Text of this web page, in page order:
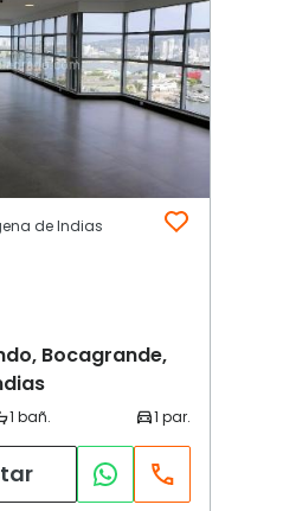
de Indias
Bocagrande,